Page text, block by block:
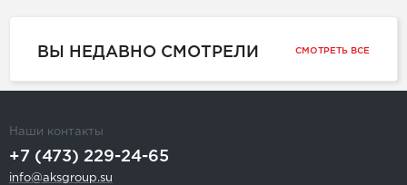
ВЫ НЕДАВНО СМОТРЕЛИ СМОТРЕТЬ ВСЕ
Наши контакты
+7 (473) 229-24-65
info@aksgroup.su